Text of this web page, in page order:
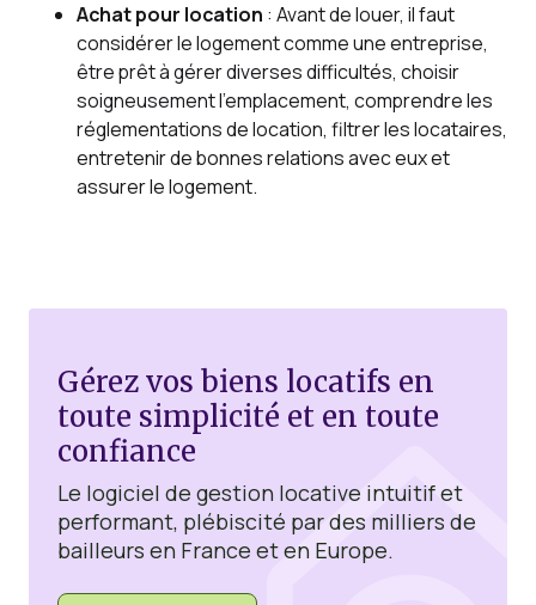
Achat pour location : Avant de louer, il faut
considérer le logement comme une entreprise,
être prêt à gérer diverses difficultés, choisir
soigneusement l’emplacement, comprendre les
réglementations de location, filtrer les locataires,
entretenir de bonnes relations avec eux et
assurer le logement.
Gérez vos biens locatifs en
toute simplicité et en toute
confiance
Le logiciel de gestion locative intuitif et
performant, plébiscité par des milliers de
bailleurs en France et en Europe.